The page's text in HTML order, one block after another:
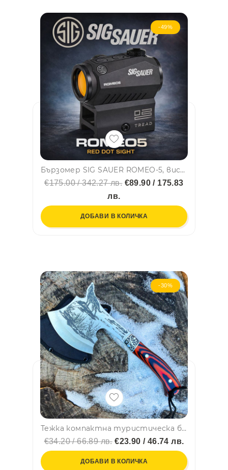
-49%
Бързомер SIG SAUER ROMEO-5, висок клас компактен точков прицел, x1 - без приближение
€175.00 / 342.27 лв.€89.90 / 175.83
лв.
ДОБАВИ В КОЛИЧКА
-30%
Тежка компактна туристическа брадва КЕМПИНГ ТОПОР, с калъф за острието
€34.20 / 66.89 лв.€23.90 / 46.74 лв.
ДОБАВИ В КОЛИЧКА